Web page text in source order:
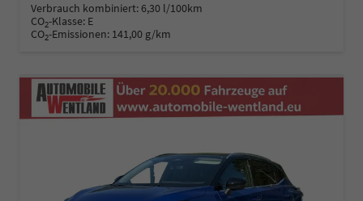
Verbrauch kombiniert:6,30 l/100km
CO2-Klasse: E
CO2-Emissionen: 141,00 g/km